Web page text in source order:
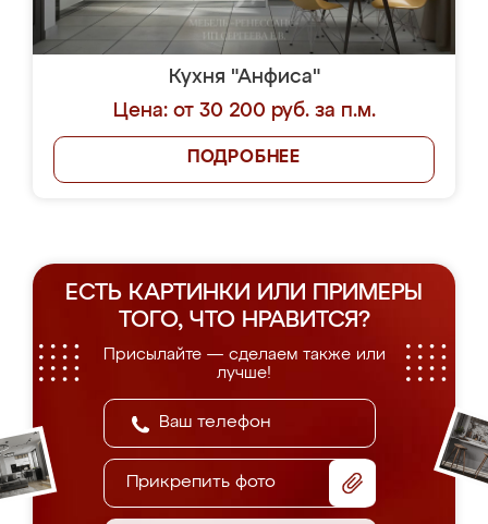
Кухня "Анфиса"
Цена: от 30 200 руб. за п.м.
ПОДРОБНЕЕ
ЕСТЬ КАРТИНКИ ИЛИ ПРИМЕРЫ
ТОГО, ЧТО НРАВИТСЯ?
Присылайте — сделаем также или
лучше!
Прикрепить фото